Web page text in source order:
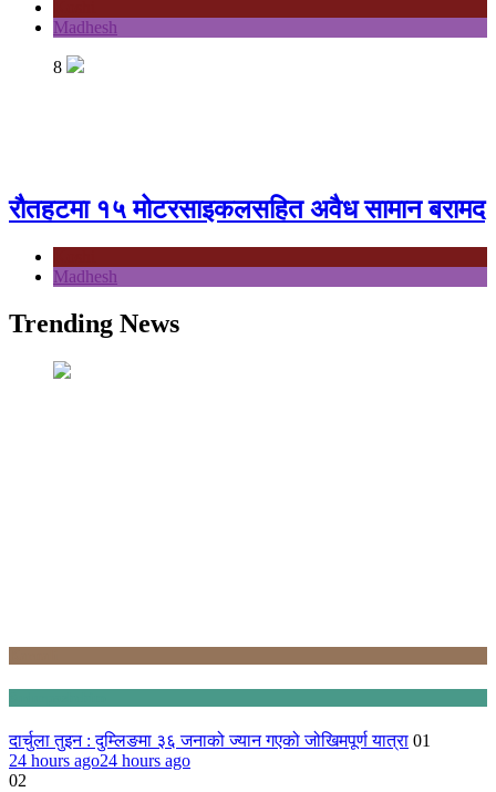
Madhesh
8
रौतहटमा १५ मोटरसाइकलसहित अवैध सामान बरामद
Madhesh
Trending News
दार्चुला तुइन : दुम्लिङमा ३६ जनाको ज्यान गएको जोखिमपूर्ण यात्रा 01
24 hours ago24 hours ago
02